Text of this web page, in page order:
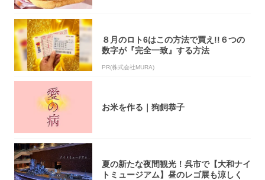
８月のロト6はこの方法で買え!!６つの
数字が『完全一致』する方法
PR(株式会社MURA)
お米を作る｜狗飼恭子
夏の新たな夜間観光！呉市で【大和ナイ
トミュージアム】昼のレゴ展も涼しく